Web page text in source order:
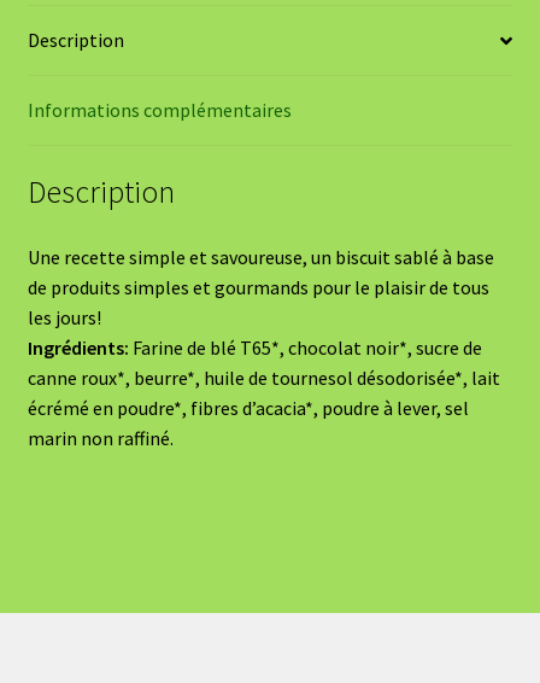
Description
Informations complémentaires
Description
Une recette simple et savoureuse, un biscuit sablé à base
de produits simples et gourmands pour le plaisir de tous
les jours!
Ingrédients: Farine de blé T65*, chocolat noir*, sucre de
canne roux*, beurre*, huile de tournesol désodorisée*, lait
écrémé en poudre*, fibres d’acacia*, poudre à lever, sel
marin non raffiné.